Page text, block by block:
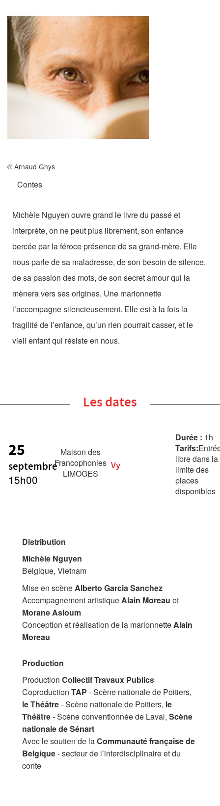
Archives
MAISON DES AUTEURS·RICES
Présentation
Les résidences
Les actions
Les Zébrures d’automne
Les Zébrures du printemps
Maison des auteurs·rices
Archives numériques
PROJET ARTISTIQUE
Équipe
© Arnaud Ghys
Contes
Michèle Nguyen ouvre grand le livre du passé et
interprète, on ne peut plus librement, son enfance
bercée par la féroce présence de sa grand-mère. Elle
nous parle de sa maladresse, de son besoin de silence,
de sa passion des mots, de son secret amour qui la
mènera vers ses origines. Une marionnette
l’accompagne silencieusement. Elle est à la fois la
fragilité de l’enfance, qu’un rien pourrait casser, et le
vieil enfant qui résiste en nous.
Les dates
25
septembre
15h00
Maison des
Francophonies
LIMOGES
Vy
Durée : 1h
Tarifs:
libre dans la
limite des
places
disponibles
Distribution
Michèle Nguyen
Belgique, Vietnam
Mise en scèneAlberto Garcia Sanchez
Accompagnement artistiqueAlain Moreau et
Morane Asloum
Conception et réalisation de la marionnetteAlain
Moreau
Production
Production Collectif Travaux Publics
Coproduction TAP - Scène nationale de Poitiers,
le Théâtre- Scène nationale de Poitiers, le
Théâtre- Scène conventionnée de Laval, Scène
nationale de Sénart
Avec le soutien de laCommunauté française de
Belgique- secteur de l’interdisciplinaire et du
conte